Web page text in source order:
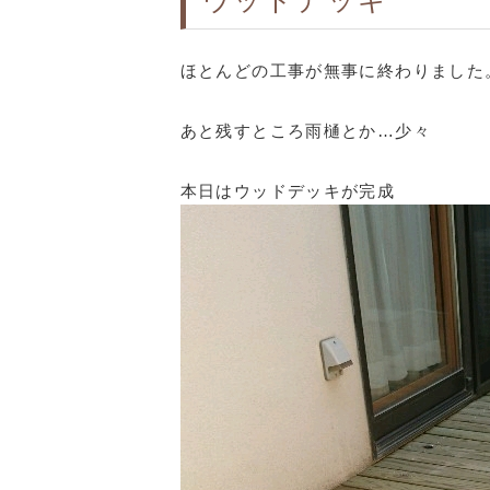
ほとんどの工事が無事に終わりました
あと残すところ雨樋とか…少々
本日はウッドデッキが完成